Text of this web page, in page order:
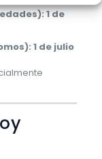
1 de
1 de julio